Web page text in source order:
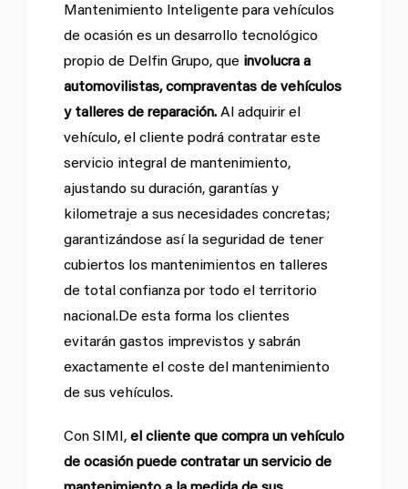
Mantenimiento Inteligente para vehículos
de ocasión es un desarrollo tecnológico
propio de Delfin Grupo, que involucra a
automovilistas, compraventas de vehículos
y talleres de reparación. Al adquirir el
vehículo, el cliente podrá contratar este
servicio integral de mantenimiento,
ajustando su duración, garantías y
kilometraje a sus necesidades concretas;
garantizándose así la seguridad de tener
cubiertos los mantenimientos en talleres
de total confianza por todo el territorio
nacional.De esta forma los clientes
evitarán gastos imprevistos y sabrán
exactamente el coste del mantenimiento
de sus vehículos.
Con SIMI, el cliente que compra un vehículo
de ocasión puede contratar un servicio de